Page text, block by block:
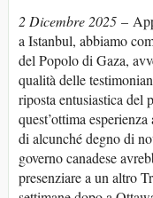
2 Dicembre 2025 –
a Istanbul, abbiamo
del Popolo di Gaza,
qualità delle
riposta entusiastica del
quest’ottima
di alcunché degno di
governo canadese
presenziare a un altro